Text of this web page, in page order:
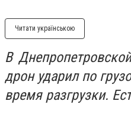
Читати українською
В
дрон ударил по
время разгрузки.